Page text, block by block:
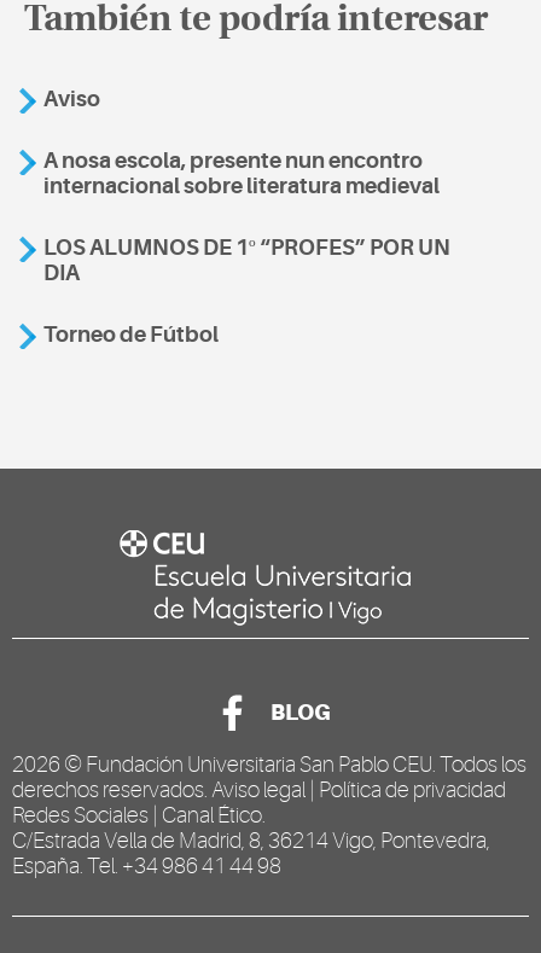
También te podría interesar
Aviso
A nosa escola, presente nun encontro
internacional sobre literatura medieval
LOS ALUMNOS DE 1º “PROFES” POR UN
DIA
Torneo de Fútbol
BLOG
2026 © Fundación Universitaria San Pablo CEU . Todos los
derechos reservados. Aviso legal
Política de privacidad
Redes Sociales Canal Ético
C/Estrada Vella de Madrid, 8, 36214 Vigo, Pontevedra,
España. Tel. +34 986 41 44 98